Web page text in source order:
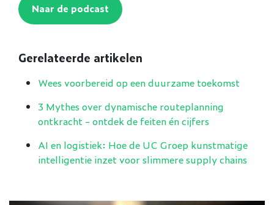
Naar de podcast
Gerelateerde artikelen
Wees voorbereid op een duurzame toekomst
3 Mythes over dynamische routeplanning
ontkracht - ontdek de feiten én cijfers
AI en logistiek: Hoe de UC Groep kunstmatige
intelligentie inzet voor slimmere supply chains